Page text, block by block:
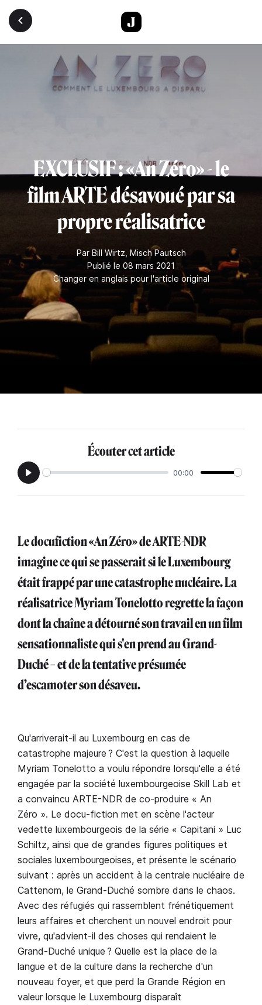
Aller au contenu principal
EXCLUSIF : «An Zéro» - le
film ARTE désavoué par sa
propre réalisatrice
Par Bill Wirtz Misch Pautsch
Publié le 08 mars 2021
Changer en anglais pour l'article original
Écouter cet article
Play
00:00
Le docufiction «An Zéro» de ARTE-NDR
imagine ce qui se passerait si le Luxembourg
était frappé par une catastrophe nucléaire. La
réalisatrice Myriam Tonelotto regrette la façon
dont la chaîne a détourné son travail en un film
sensationnaliste qui s'en prend au Grand-
Duché – et de la tentative présumée
d’escamoter son désaveu.
Qu'arriverait-il au Luxembourg en cas de
catastrophe majeure ? C'est la question à laquelle
Myriam Tonelotto a voulu répondre lorsqu'elle a été
engagée par la société luxembourgeoise Skill Lab et
a convaincu ARTE-NDR de co-produire « An
Zéro ». Le docu-fiction met en scène l'acteur
vedette luxembourgeois de la série « Capitani » Luc
Schiltz, ainsi que de grandes figures politiques et
sociales luxembourgeoises, et présente le scénario
suivant : après un accident à la centrale nucléaire de
Cattenom, le Grand-Duché sombre dans le chaos.
Avec des réfugiés qui rassemblent frénétiquement
leurs affaires et cherchent un nouvel endroit pour
vivre, qu'advient-il des choses qui rendaient le
Grand-Duché unique ? Quelle est la place de la
langue et de la culture dans la recherche d'un
nouveau foyer, et que perd la Grande Région en
valeur lorsque le Luxembourg disparaît